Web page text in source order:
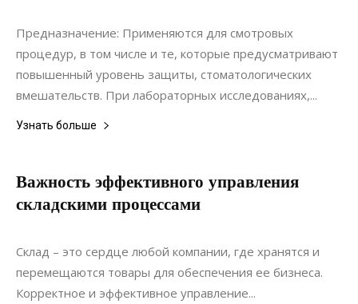
Предназначение: Применяются для смотровых
процедур, в том числе и те, которые предусматривают
повышенный уровень защиты, стоматологических
вмешательств. При лабораторных исследованиях,...
Узнать больше
Важность эффективного управления
складскими процессами
15.02.2022
Склад – это сердце любой компании, где хранятся и
перемещаются товары для обеспечения ее бизнеса.
Корректное и эффективное управление...